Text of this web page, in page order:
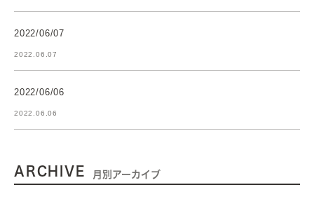
2022/06/07
2022.06.07
2022/06/06
2022.06.06
ARCHIVE 月別アーカイブ